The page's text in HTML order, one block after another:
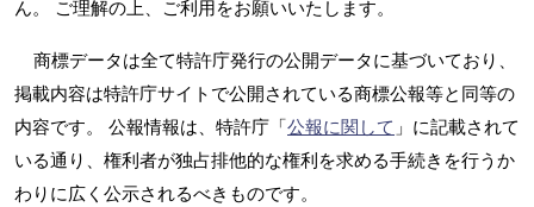
ん。 ご理解の上、ご利用をお願いいたします。
商標データは全て特許庁発行の公開データに基づいており、
掲載内容は特許庁サイトで公開されている商標公報等と同等の
内容です。 公報情報は、特許庁「公報に関して 」に記載されて
いる通り、権利者が独占排他的な権利を求める手続きを行うか
わりに広く公示されるべきものです。